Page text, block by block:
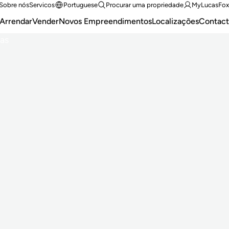
nósServicos Portuguese Procurar uma propriedade MyLucasFox
ArrendarVenderNovos EmpreendimentosLocalizaçõesContact